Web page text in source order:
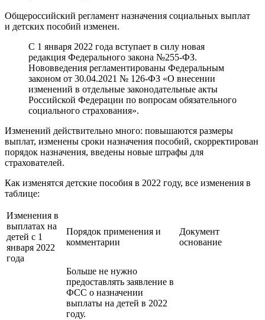
Общероссийский регламент назначения социальных выплат
и детских пособий изменен.
С 1 января 2022 года вступает в силу новая
редакция Федерального закона №255-ФЗ.
Нововведения регламентированы Федеральным
законом от 30.04.2021 № 126-ФЗ «О внесении
изменений в отдельные законодательные акты
Российской Федерации по вопросам обязательного
социального страхования».
Изменений действительно много: повышаются размеры
выплат, изменены сроки назначения пособий, скорректирован
порядок назначения, введены новые штрафы для
страхователей.
Как изменятся детские пособия в 2022 году, все изменения в
таблице:
Изменения в
выплатах на
детей с 1
января 2022
года
Порядок применения и
комментарии
Документ
основание
Больше не нужно
предоставлять заявление в
ФСС о назначении
выплаты на детей в 2022
году.